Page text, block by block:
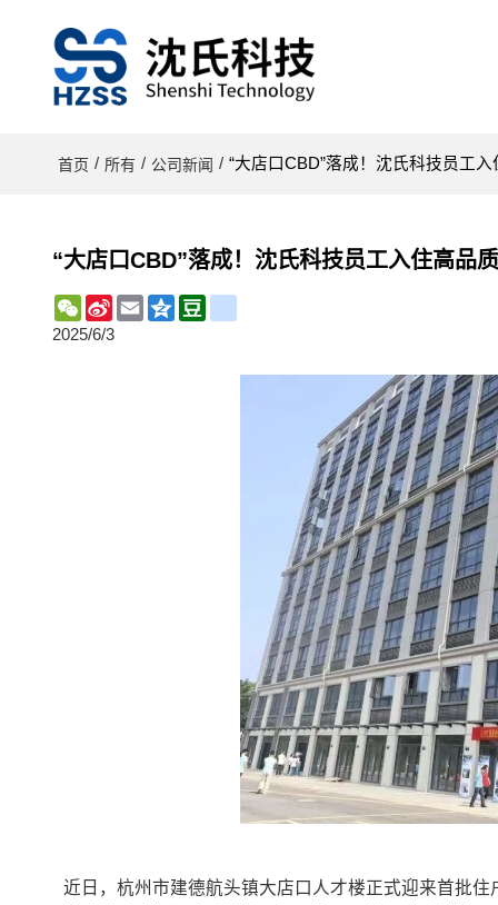
首页 / 所有 / 公司新闻 / “大店口CBD”落成！沈氏科技员工
“大店口CBD”落成！沈氏科技员工入住高品
WeChat
Sina
Weibo
EmailQzoneDouban
2025/6/3
近日，杭州市建德航头镇大店口人才楼正式迎来首批